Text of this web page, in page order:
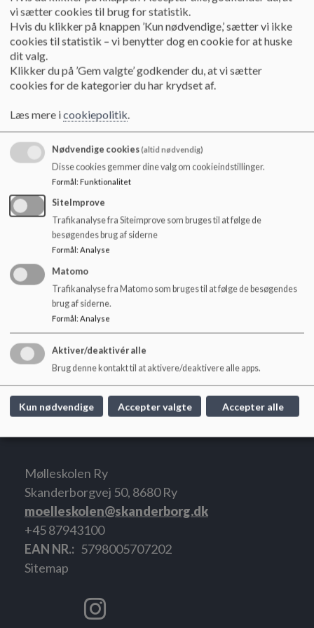
Referater af skolebestyrelsesmøder 2020-2021
Referater af skolebestyrelsesmøder 2019-2020
Referater af skolebestyrelsesmøder 2018-2019
Referater af skolebestyrelsesmøder 2017-2018
Referater af skolebestyrelsesmøder 2016-2017
Referater af skolebestyrelsesmøder 2015-2016
Mølleskolen Ry
Skanderborgvej 50, 8680 Ry
moelleskolen@skanderborg.dk
+45 87943100
EAN NR.
5798005707202
Sitemap
vi sætter cookies til brug for statistik.
Hvis du klikker på knappen ’Kun nødvendige,’ sætter vi ikke
cookies til statistik – vi benytter dog en cookie for at huske
dit valg.
Klikker du på ’Gem valgte’ godkender du, at vi sætter
cookies for de kategorier du har krydset af.
Læs mere icookiepolitik.
Nødvendige cookies(altid nødvendig)
Disse cookies gemmer dine valg om cookieindstillinger.
Formål: Funktionalitet
SiteImprove
Trafikanalyse fra Siteimprove som bruges til at følge de
besøgendes brug af siderne
Formål : Analyse
Matomo
Trafikanalyse fra Matomo som bruges til at følge de besøgendes
brug af siderne.
Formål: Analyse
Aktiver/deaktivér alle
Brug denne kontakt til at aktivere/deaktivere alle apps.
Kun nødvendige Accepter valgte Accepter alle